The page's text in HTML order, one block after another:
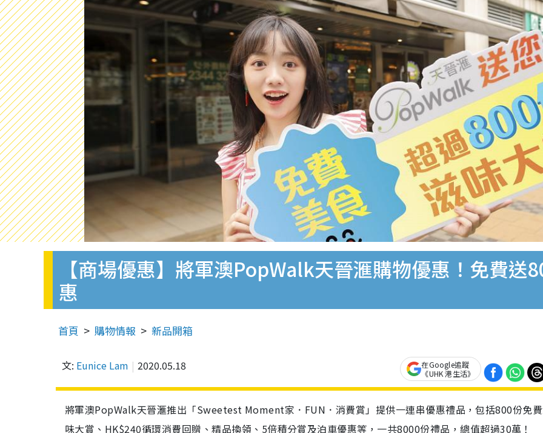
【商場優惠】將軍澳PopWalk天晉滙購物優惠！免費
惠
首頁 購物情報 新品開箱
文: Eunice Lam 2020.05.18
在Google追蹤
《UHK 港生活》
將軍澳PopWalk天晉滙推出「Sweetest Moment家．FUN．消費賞」提供一連串優惠禮品，包括800份免
味大賞、HK$240循環消費回贈、精品換領、5倍積分賞及泊車優惠等，一共8000份禮品，總值超過30萬！